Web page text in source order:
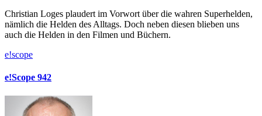
Christian Loges plaudert im Vorwort über die wahren Superhelden,
nämlich die Helden des Alltags. Doch neben diesen blieben uns
auch die Helden in den Filmen und Büchern.
e!scope
e!Scope 942